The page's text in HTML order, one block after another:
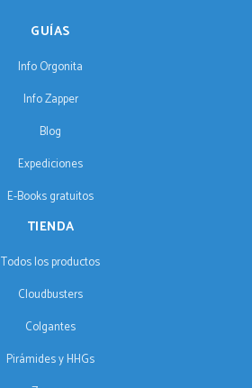
GUÍAS
Info Orgonita
Info Zapper
Blog
Expediciones
E-Books gratuitos
TIENDA
Todos los productos
Cloudbusters
Colgantes
Pirámides y HHGs